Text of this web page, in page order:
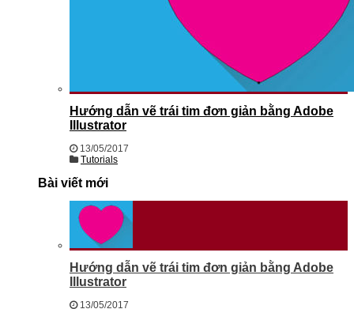
Hướng dẫn vẽ trái tim đơn giản bằng Adobe
Illustrator
13/05/2017
Tutorials
Bài viết mới
Hướng dẫn vẽ trái tim đơn giản bằng Adobe
Illustrator
13/05/2017